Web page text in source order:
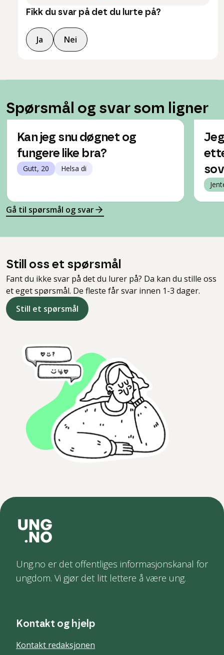
Fikk du svar på det du lurte på?
Ja Nei
Spørsmål og svar som ligner
Kan jeg snu døgnet og
fungere like bra?
Gutt, 20 Helsa di
Gå til spørsmål og svar
Still oss et spørsmål
Fant du ikke svar på det du lurer på? Da kan du stille oss
et eget spørsmål. De fleste får svar innen 1-3 dager.
Still et spørsmål
Ung.no er det offentliges informasjonskanal for
ungdom. Vi gjør det litt lettere å være ung.
Kontakt og hjelp
Kontakt redaksjonen